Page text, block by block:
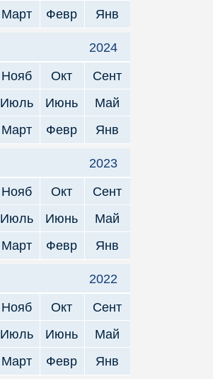
Март Февр Янв
2024
Нояб Окт
Сент
Июль Июнь
Май
Март Февр Янв
2023
Нояб Окт
Сент
Июль Июнь
Май
Март Февр Янв
2022
Нояб Окт
Сент
Июль Июнь
Май
Март Февр Янв